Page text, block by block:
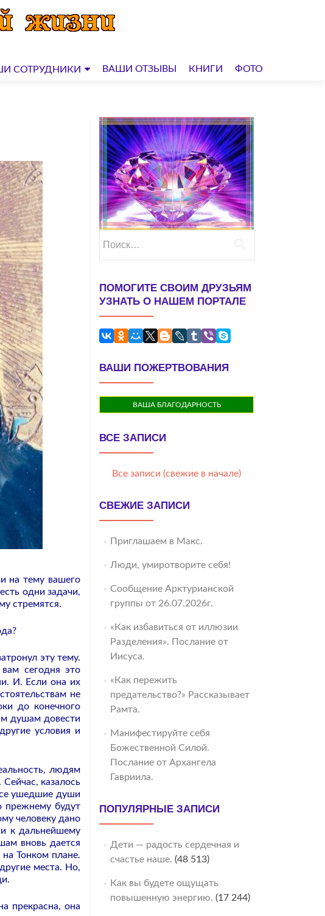
СОТРУДНИКИ ВАШИ ОТЗЫВЫ КНИГИ ФОТО
на тему вашего
одни задачи,
стремятся.
эту тему.
сегодня это
И. Если она их
не
до конечного
душам довести
условия и
людям
казалось
ушедшие души
прежнему будут
человеку дано
к дальнейшему
вновь дается
Тонком плане.
места. Но,
прекрасна, она
ПОМОГИТЕ СВОИМ ДРУЗЬЯМ
УЗНАТЬ О НАШЕМ ПОРТАЛЕ
ВАШИ ПОЖЕРТВОВАНИЯ
ВАША БЛАГОДАРНОСТЬ
ВСЕ ЗАПИСИ
Все записи (свежие в начале)
СВЕЖИЕ ЗАПИСИ
Приглашаем в Макс.
Люди, умиротворите себя!
Сообщение Арктурианской
группы от 26.07.2026г.
«Как избавиться от иллюзии
Разделения». Послание от
Иисуса.
«Как пережить
предательство?» Рассказывает
Рамта.
Манифестируйте себя
Божественной Силой.
Послание от Архангела
Гавриила.
ПОПУЛЯРНЫЕ ЗАПИСИ
Дети — радость сердечная и
счастье наше. (48 513)
Как вы будете ощущать
повышенную энергию. (17 244)